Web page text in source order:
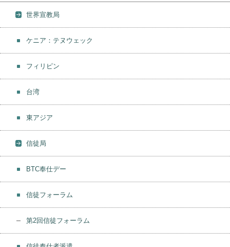
世界宣教局
ケニア：テヌウェック
フィリピン
台湾
東アジア
信徒局
BTC奉仕デー
信徒フォーラム
第2回信徒フォーラム